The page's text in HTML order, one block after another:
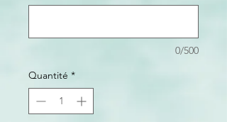
0/500
Quantité *